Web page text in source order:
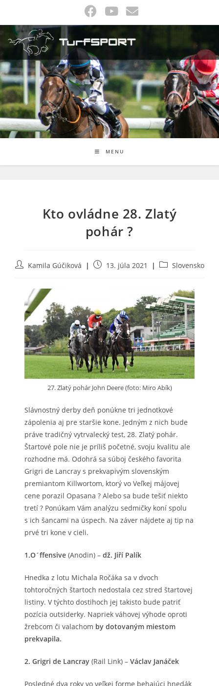
content
MENU
Kto ovládne 28. Zlatý
pohár ?
Post Kamila Gúčiková
Post 13. júla 2021
Post Slovensko
27. Zlatý pohár John Deere (foto: Miro Abík)
Slávnostný derby deň ponúkne tri jednotkové
zápolenia aj pre staršie kone. Jedným z nich bude
práve tradičný vytrvalecký test, 28. Zlatý pohár.
Štartové pole nie je príliš početné, svoju kvalitu ale
rozhodne má. Odohrá sa súboj českého favorita
Grigri de Lancray s prekvapivým slovenským
premiantom Killwortom, ktorý vo Veľkej májovej
cene porazil Opasana ? Alebo sa bude tešiť niekto
tretí ? Ponúkam Vám analýzu sedmičky koní spolu
s ich šancami na úspech. Na záver nájdete aj tip na
prvé tri kone v cieli.
1.O´ffensive (Anodin) – dž. Jiří Palík
Hnedka z lotu Michala Ročáka sa v dvoch
tohtoročných štartoch nedostala cez stred štartovej
listiny. V týchto dostihoch jej takisto bude patriť
pozícia outsiderky. Napriek váhovej výhode oproti
žrebcom či valachom by dotovaným miestom
prekvapila.
2. Grigri de Lancray (Rail Link) – Václav Janáček
Posledné dva roky vo veľkej forme behajúci hnedák